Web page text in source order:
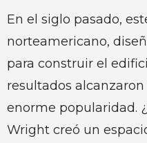
En el siglo pasado,
norteamericano,
para construir el
resultados
enorme popularidad.
Wright creó un